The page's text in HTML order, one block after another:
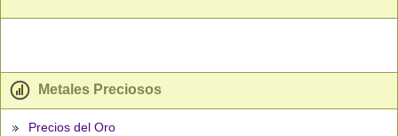
Metales Preciosos
Precios del Oro